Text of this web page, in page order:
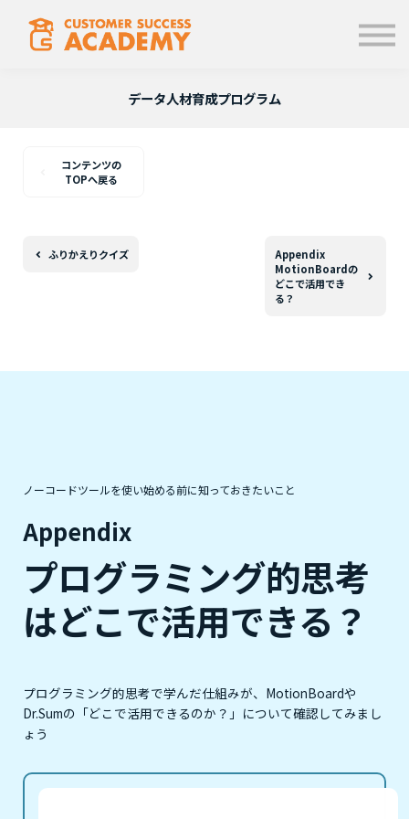
学ぶ
使い方
ログイン
データ人材育成プログラム
コンテンツの
TOPへ戻る
ふりかえりクイズ
Appendix
MotionBoardの
どこで活用でき
る？
ノーコードツールを使い始める前に知っておきたいこと
Appendix
プログラミング的思考
はどこで活用できる？
プログラミング的思考で学んだ仕組みが、MotionBoardや
Dr.Sumの「どこで活用できるのか？」について確認してみまし
ょう